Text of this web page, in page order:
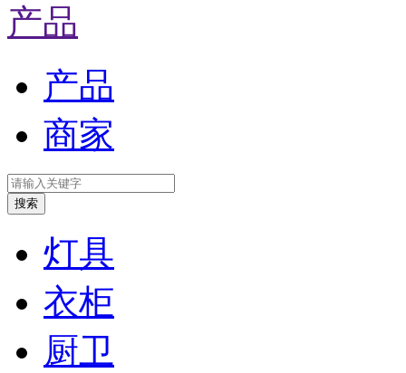
产品
产品
商家
搜索
灯具
衣柜
厨卫